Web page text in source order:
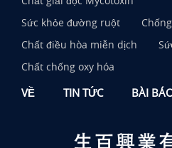
Sức khỏe đường ruột
Chất điều hòa miễn dịch
Chất chống oxy hóa
VỀ TIN TỨC BÀI